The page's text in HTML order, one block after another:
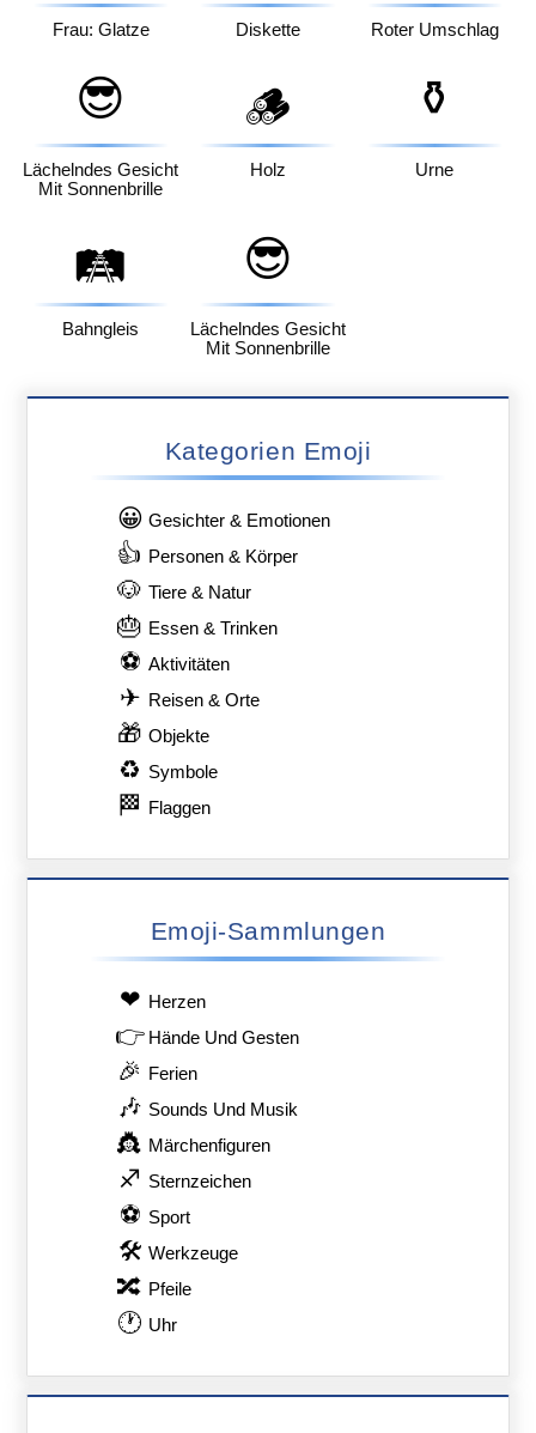
Frau: Glatze Diskette Roter Umschlag
😎
Lächelndes Gesicht
Mit Sonnenbrille
🪵
Holz
⚱️
Urne
🛤️
Bahngleis
😎
Lächelndes Gesicht
Mit Sonnenbrille
Kategorien Emoji
😀 Gesichter & Emotionen
👍 Personen & Körper
🐶 Tiere & Natur
🎂 Essen & Trinken
⚽ Aktivitäten
✈ Reisen & Orte
🎁 Objekte
♻ Symbole
🏁 Flaggen
Emoji-Sammlungen
❤ Herzen
👉 Hände Und Gesten
🎉 Ferien
🎶 Sounds Und Musik
👸 Märchenfiguren
♐ Sternzeichen
⚽ Sport
🛠 Werkzeuge
🔀 Pfeile
🕐 Uhr